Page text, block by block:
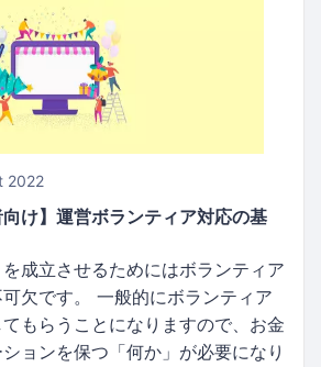
2022
向け】運営ボランティア対応の基
成立させるためにはボランティア
欠です。 一般的にボランティア
もらうことになりますので、お金
ョンを保つ「何か」が必要になり